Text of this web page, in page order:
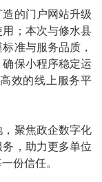
的门户网站升级
；本次与修水县
准与服务品质，
保小程序稳定运
效的线上服务平
聚焦政企数字化
，助力更多单位
份信任。